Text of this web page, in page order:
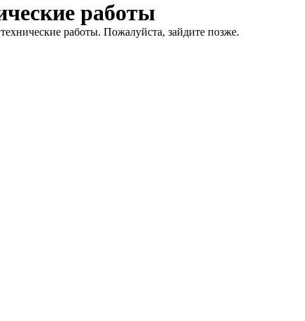
работы
работы. Пожалуйста, зайдите позже.